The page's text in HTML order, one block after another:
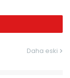
Daha eski